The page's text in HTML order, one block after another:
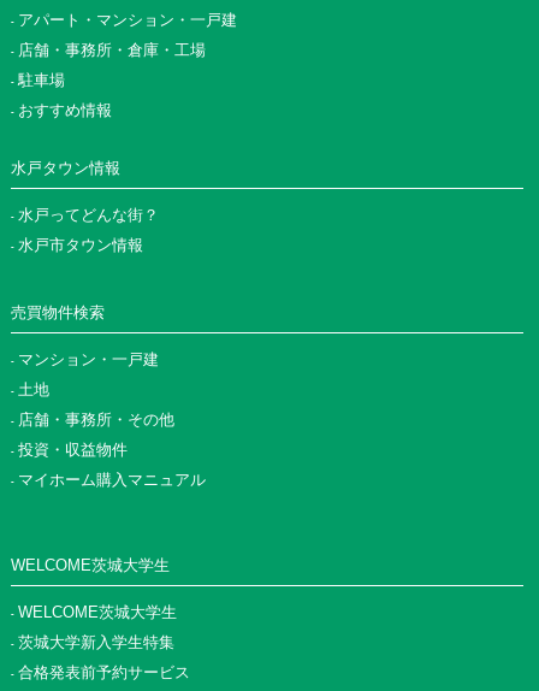
アパート・マンション・一戸建
店舗・事務所・倉庫・工場
駐車場
おすすめ情報
水戸タウン情報
水戸ってどんな街？
水戸市タウン情報
売買物件検索
マンション・一戸建
土地
店舗・事務所・その他
投資・収益物件
マイホーム購入マニュアル
WELCOME茨城大学生
WELCOME茨城大学生
茨城大学新入学生特集
合格発表前予約サービス